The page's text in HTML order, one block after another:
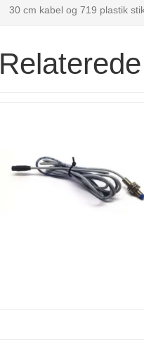
30 cm kabel og 719 plastik